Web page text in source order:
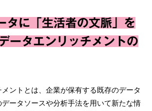
タに「生活者の文脈」を
ータエンリッチメントの
ントとは、企業が保有する既存のデータ
ータソースや分析手法を用いて新たな情